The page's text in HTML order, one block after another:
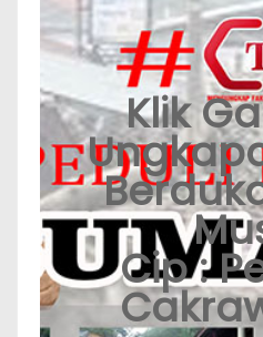
Klik
Cip :